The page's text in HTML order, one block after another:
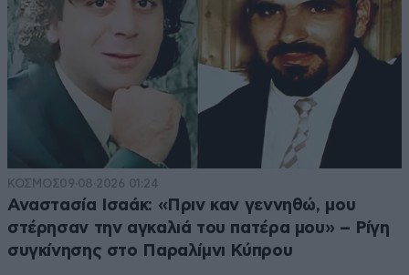
ΚΟΣΜΟΣ09·08·2026 01:24
Αναστασία Ισαάκ: «Πριν καν γεννηθώ, μου
στέρησαν την αγκαλιά του πατέρα μου» – Ρίγη
συγκίνησης στο Παραλίμνι Κύπρου